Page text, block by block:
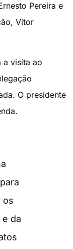
Pereira e
Vitor
a visita ao
O presidente
os
da